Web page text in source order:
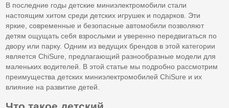
В последние годы детские миниэлектромобили стали
настоящим хитом среди детских игрушек и подарков. Эти
яркие, современные и безопасные автомобили позволяют
детям ощущать себя взрослыми и уверенно передвигаться по
двору или парку. Одним из ведущих брендов в этой категории
является ChiSure, предлагающий разнообразные модели для
маленьких водителей. В этой статье мы подробно рассмотрим
преимущества детских миниэлектромобилей ChiSure и их
влияние на развитие детей.